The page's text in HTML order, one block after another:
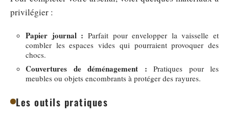
privilégier :
Papier journal : Parfait pour envelopper la vaisselle et
combler les espaces vides qui pourraient provoquer des
chocs.
Couvertures de déménagement : Pratiques pour les
meubles ou objets encombrants à protéger des rayures.
Les outils pratiques